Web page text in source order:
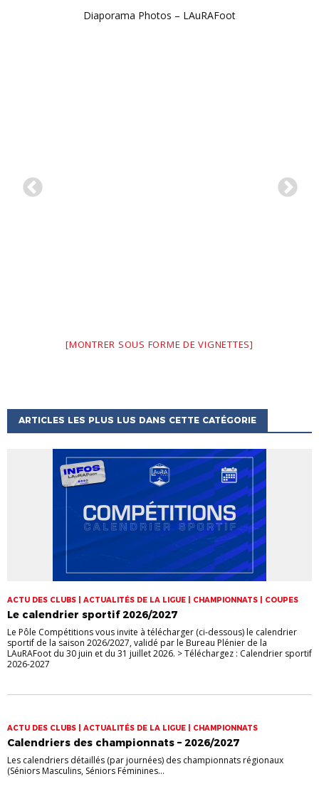
Diaporama Photos – LAuRAFoot
[MONTRER SOUS FORME DE VIGNETTES]
ARTICLES LES PLUS LUS DANS CETTE CATÉGORIE
ACTU DES CLUBS | ACTUALITÉS DE LA LIGUE | CHAMPIONNATS | COUPES
Le calendrier sportif 2026/2027
Le Pôle Compétitions vous invite à télécharger (ci-dessous) le calendrier
sportif de la saison 2026/2027, validé par le Bureau Plénier de la
LAuRAFoot du 30 juin et du 31 juillet 2026. > Téléchargez : Calendrier sportif
2026-2027
ACTU DES CLUBS | ACTUALITÉS DE LA LIGUE | CHAMPIONNATS
Calendriers des championnats – 2026/2027
Les calendriers détaillés (par journées) des championnats régionaux
(Séniors Masculins, Séniors Féminines...